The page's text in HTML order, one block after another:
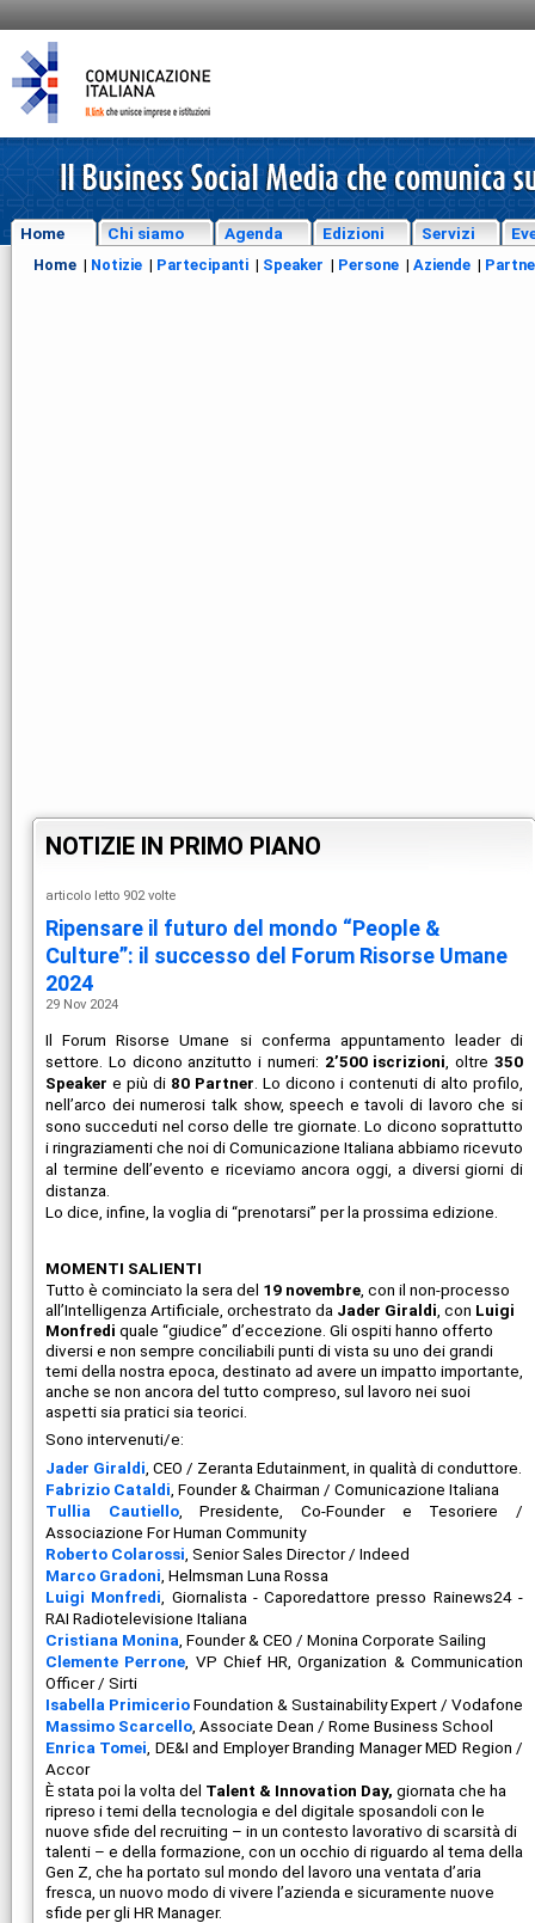
Home Chi siamo Agenda Edizioni Servizi
Home | Notizie | Partecipanti | Speaker | Persone | Aziende |
NOTIZIE IN PRIMO PIANO
articolo letto 902 volte
Ripensare il futuro del mondo “People &
Culture”: il successo del Forum Risorse Umane
2024
29 Nov 2024
Il Forum Risorse Umane si conferma appuntamento leader di
settore. Lo dicono anzitutto i numeri: 2’500 iscrizioni, oltre350
Speaker e più di 80 Partner. Lo dicono i contenuti di alto profilo,
nell’arco dei numerosi talk show, speech e tavoli di lavoro che si
sono succeduti nel corso delle tre giornate. Lo dicono soprattutto
i ringraziamenti che noi di Comunicazione Italiana abbiamo ricevuto
al termine dell’evento e riceviamo ancora oggi, a diversi giorni di
distanza.
Lo dice, infine, la voglia di “prenotarsi” per la prossima edizione.
MOMENTI SALIENTI
Tutto è cominciato la sera del 19 novembre , con il non-processo
all’Intelligenza Artificiale, orchestrato da Jader Giraldi , con Luigi
Monfredi quale “giudice” d’eccezione. Gli ospiti hanno offerto
diversi e non sempre conciliabili punti di vista su uno dei grandi
temi della nostra epoca, destinato ad avere un impatto importante,
anche se non ancora del tutto compreso, sul lavoro nei suoi
aspetti sia pratici sia teorici.
Sono intervenuti/e:
Jader Giraldi , CEO / Zeranta Edutainment, in qualità di conduttore.
Fabrizio Cataldi , Founder & Chairman / Comunicazione Italiana
Tullia Cautiello, Presidente, Co-Founder e Tesoriere /
Associazione For Human Community
Roberto Colarossi , Senior Sales Director / Indeed
Marco Gradoni , Helmsman Luna Rossa
Luigi Monfredi , Giornalista - Caporedattore presso Rainews24 -
RAI Radiotelevisione Italiana
Cristiana Monina , Founder & CEO / Monina Corporate Sailing
Clemente Perrone , VP Chief HR, Organization & Communication
Officer / Sirti
Isabella Primicerio Foundation & Sustainability Expert / Vodafone
Massimo Scarcello , Associate Dean / Rome Business School
Enrica Tomei , DE&I and Employer Branding Manager MED Region /
Accor
È stata poi la volta del Talent & Innovation Day, giornata che ha
ripreso i temi della tecnologia e del digitale sposandoli con le
nuove sfide del recruiting – in un contesto lavorativo di scarsità di
talenti – e della formazione, con un occhio di riguardo al tema della
Gen Z, che ha portato sul mondo del lavoro una ventata d’aria
fresca, un nuovo modo di vivere l’azienda e sicuramente nuove
sfide per gli HR Manager.